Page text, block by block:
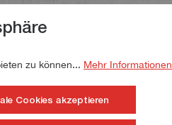
zu können... Mehr Informationen
Cookies akzeptieren